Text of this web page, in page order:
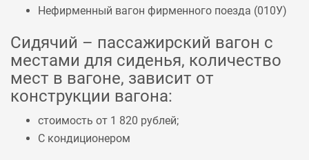
Нефирменный вагон фирменного поезда (010У)
Сидячий – пассажирский вагон с
местами для сиденья, количество
мест в вагоне, зависит от
конструкции вагона:
стоимость от 1 820 рублей;
С кондиционером